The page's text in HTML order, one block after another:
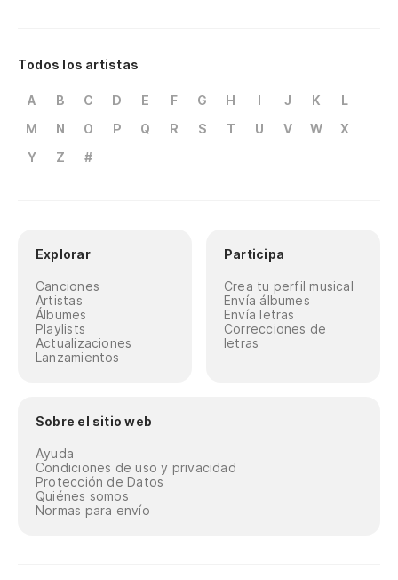
Todos los artistas
A B C D E F G H I J K
L
M
N O P Q R S T U V W
X
Y
Z #
Explorar
Canciones
Artistas
Álbumes
Playlists
Actualizaciones
Lanzamientos
Participa
Crea tu perfil musical
Envía álbumes
Envía letras
Correcciones de
letras
Sobre el sitio web
Ayuda
Condiciones de uso y privacidad
Protección de Datos
Quiénes somos
Normas para envío